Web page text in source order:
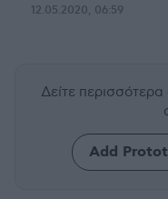
12.05.2020, 06:59
Δείτε
Add